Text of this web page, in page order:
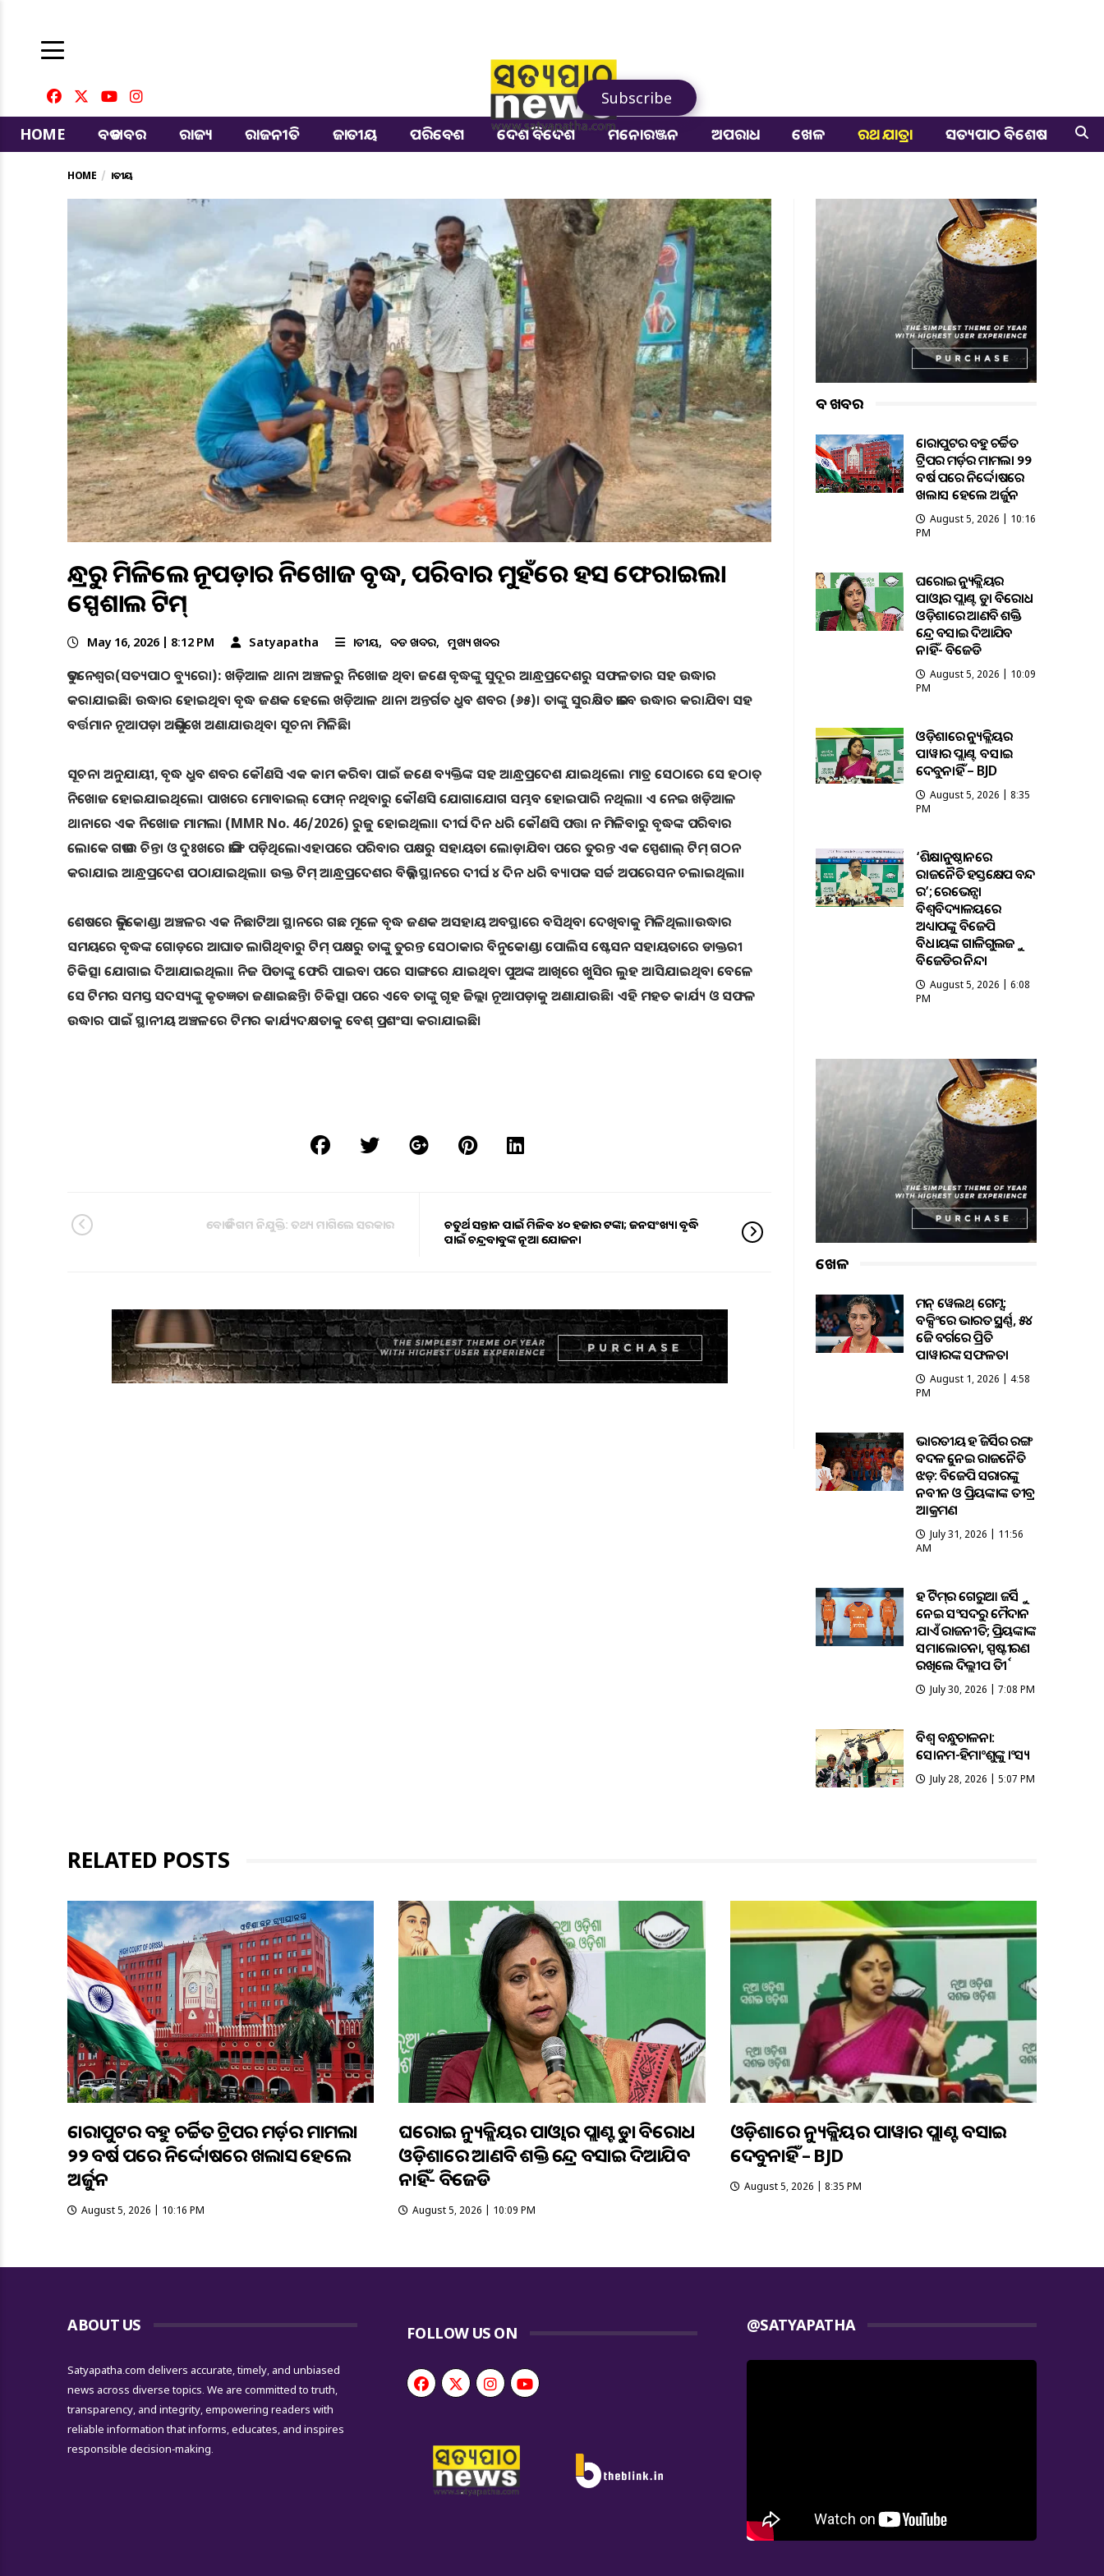
Subscribe
HOME
ବଡ ଖବର ରାଜ୍ୟ ରାଜନୀତି ଜାତୀୟ ପରିବେଶ ଦେଶ ବିଦେଶ ମନୋରଞ୍ଜନ ଅପରାଧ ଖେଳ ରଥ ଯାତ୍ରା ସତ୍ୟପାଠ ବିଶେଷ
HOME ଜାତୀୟ
ଆନ୍ଧ୍ରରୁ ମିଳିଲେ ନୂଆପଡ଼ାର ନିଖୋଜ ବୃଦ୍ଧ, ପରିବାର ମୁହଁରେ ହସ ଫେରାଇଲା
ସ୍ପେଶାଲ ଟିମ୍
May 16, 2026 | 8:12 PM Satyapatha ଜାତୀୟ ବଡ ଖବର ମୁଖ୍ୟ ଖବର
ଭୁବନେଶ୍ୱର(ସତ୍ୟପାଠ ବ୍ୟୁରୋ): ଖଡ଼ିଆଳ ଥାନା ଅଞ୍ଚଳରୁ ନିଖୋଜ ଥିବା ଜଣେ ବୃଦ୍ଧଙ୍କୁ ସୁଦୂର ଆନ୍ଧ୍ରପ୍ରଦେଶରୁ ସଫଳତାର ସହ ଉଦ୍ଧାର
କରାଯାଇଛି। ଉଦ୍ଧାର ହୋଇଥିବା ବୃଦ୍ଧ ଜଣକ ହେଲେ ଖଡ଼ିଆଳ ଥାନା ଅନ୍ତର୍ଗତ ଧ୍ରୁବ ଶବର (୬୫)। ତାଙ୍କୁ ସୁରକ୍ଷିତ ଭାବେ ଉଦ୍ଧାର କରାଯିବା ସହ
ବର୍ତ୍ତମାନ ନୂଆପଡ଼ା ଅଭିମୁଖେ ଅଣାଯାଉଥିବା ସୂଚନା ମିଳିଛି।
ସୂଚନା ଅନୁଯାୟୀ, ବୃଦ୍ଧ ଧ୍ରୁବ ଶବର କୌଣସି ଏକ କାମ କରିବା ପାଇଁ ଜଣେ ବ୍ୟକ୍ତିଙ୍କ ସହ ଆନ୍ଧ୍ରପ୍ରଦେଶ ଯାଇଥିଲେ। ମାତ୍ର ସେଠାରେ ସେ ହଠାତ୍
ନିଖୋଜ ହୋଇଯାଇଥିଲେ। ପାଖରେ ମୋବାଇଲ୍ ଫୋନ୍ ନଥିବାରୁ କୌଣସି ଯୋଗାଯୋଗ ସମ୍ଭବ ହୋଇପାରି ନଥିଲା। ଏ ନେଇ ଖଡ଼ିଆଳ
ଥାନାରେ ଏକ ନିଖୋଜ ମାମଲା (MMR No. 46/2026) ରୁଜୁ ହୋଇଥିଲା। ଦୀର୍ଘ ଦିନ ଧରି କୌଣସି ପତ୍ତା ନ ମିଳିବାରୁ ବୃଦ୍ଧଙ୍କ ପରିବାର
ଲୋକେ ଗଭୀର ଚିନ୍ତା ଓ ଦୁଃଖରେ ଭାଙ୍ଗି ପଡ଼ିଥିଲେ।ଏହାପରେ ପରିବାର ପକ୍ଷରୁ ସହାୟତା ଲୋଡ଼ାଯିବା ପରେ ତୁରନ୍ତ ଏକ ସ୍ପେଶାଲ୍ ଟିମ୍ ଗଠନ
କରାଯାଇ ଆନ୍ଧ୍ରପ୍ରଦେଶ ପଠାଯାଇଥିଲା। ଉକ୍ତ ଟିମ୍ ଆନ୍ଧ୍ରପ୍ରଦେଶର ବିଭିନ୍ନ ସ୍ଥାନରେ ଦୀର୍ଘ ୪ ଦିନ ଧରି ବ୍ୟାପକ ସର୍ଚ୍ଚ ଅପରେସନ ଚଲାଇଥିଲା।
ଶେଷରେ ଭିନୁକୋଣ୍ଡା ଅଞ୍ଚଳର ଏକ ନିଛାଟିଆ ସ୍ଥାନରେ ଗଛ ମୂଳେ ବୃଦ୍ଧ ଜଣକ ଅସହାୟ ଅବସ୍ଥାରେ ବସିଥିବା ଦେଖିବାକୁ ମିଳିଥିଲା।ଉଦ୍ଧାର
ସମୟରେ ବୃଦ୍ଧଙ୍କ ଗୋଡ଼ରେ ଆଘାତ ଲାଗିଥିବାରୁ ଟିମ୍ ପକ୍ଷରୁ ତାଙ୍କୁ ତୁରନ୍ତ ସେଠାକାର ବିନୁକୋଣ୍ଡା ପୋଲିସ ଷ୍ଟେସନ ସହାୟତାରେ ଡାକ୍ତରୀ
ଚିକିତ୍ସା ଯୋଗାଇ ଦିଆଯାଇଥିଲା। ନିଜ ପିତାଙ୍କୁ ଫେରି ପାଇବା ପରେ ସାଙ୍ଗରେ ଯାଇଥିବା ପୁଅଙ୍କ ଆଖିରେ ଖୁସିର ଲୁହ ଆସିଯାଇଥିବା ବେଳେ
ସେ ଟିମର ସମସ୍ତ ସଦସ୍ୟଙ୍କୁ କୃତଜ୍ଞତା ଜଣାଇଛନ୍ତି। ଚିକିତ୍ସା ପରେ ଏବେ ତାଙ୍କୁ ଗୃହ ଜିଲ୍ଲା ନୂଆପଡ଼ାକୁ ଅଣାଯାଉଛି। ଏହି ମହତ କାର୍ଯ୍ୟ ଓ ସଫଳ
ଉଦ୍ଧାର ପାଇଁ ସ୍ଥାନୀୟ ଅଞ୍ଚଳରେ ଟିମର କାର୍ଯ୍ୟଦକ୍ଷତାକୁ ବେଶ୍ ପ୍ରଶଂସା କରାଯାଇଛି।
ବୋର୍ଡ ନିଗମ ନିଯୁକ୍ତି: ତଥ୍ୟ ମାଗିଲେ ସରକାର
ଚତୁର୍ଥ ସନ୍ତାନ ପାଇଁ ମିଳିବ ୪୦ ହଜାର ଟଙ୍କା; ଜନସଂଖ୍ୟା ବୃଦ୍ଧି
ପାଇଁ ଚନ୍ଦ୍ରବାବୁଙ୍କ ନୂଆ ଯୋଜନା
ବଡ ଖବର
କୋରାପୁଟର ବହୁ ଚର୍ଚ୍ଚିତ
ଟ୍ରିପର ମର୍ଡ଼ର ମାମଲା ୨୨
ବର୍ଷ ପରେ ନିର୍ଦ୍ଦୋଷରେ
ଖଲାସ ହେଲେ ଅର୍ଜୁନ
August 5, 2026 | 10:16
PM
ଘରୋଇ ନ୍ୟୁକ୍ଲିୟର
ପାଓ୍ବାର ପ୍ଲାଣ୍ଟକୁ କଡ଼ା ବିରୋଧ
ଓଡ଼ିଶାରେ ଆଣବିକ ଶକ୍ତି
କେନ୍ଦ୍ର ବସାଇ ଦିଆଯିବ
ନାହିଁ- ବିଜେଡି
August 5, 2026 | 10:09
PM
ଓଡ଼ିଶାରେ ନ୍ୟୁକ୍ଲିୟର
ପାୱାର ପ୍ଲାଣ୍ଟ ବସାଇ
ଦେବୁନାହିଁ – BJD
August 5, 2026 | 8:35
PM
‘ଶିକ୍ଷାନୁଷ୍ଠାନରେ
ରାଜନୈତିକ ହସ୍ତକ୍ଷେପ ବନ୍ଦ
କର’; ରେଭେନ୍ସା
ବିଶ୍ୱବିଦ୍ୟାଳୟରେ
ଅଧ୍ୟାପକଙ୍କୁ ବିଜେପି
ବିଧାୟକଙ୍କ ଗାଳିଗୁଲଜକୁ
ବିଜେଡିର ନିନ୍ଦା
August 5, 2026 | 6:08
PM
ଖେଳ
କମନ୍ ୱେଲଥ୍ ଗେମ୍ସ:
ବକ୍ସିଂରେ ଭାରତକୁ ସ୍ବର୍ଣ୍ଣ, ୫୪
କେଜି ବର୍ଗରେ ପ୍ରିତି
ପାୱାରଙ୍କ ସଫଳତା
August 1, 2026 | 4:58
PM
ଭାରତୀୟ ହକି ଜର୍ସିର ରଙ୍ଗ
ବଦଳକୁ ନେଇ ରାଜନୈତିକ
ଝଡ଼: ବିଜେପି ସରକାରଙ୍କୁ
ନବୀନ ଓ ପ୍ରିୟଙ୍କାଙ୍କ ତୀବ୍ର
ଆକ୍ରମଣ
July 31, 2026 | 11:56
AM
ହକି ଟିମ୍‌ର ଗେରୁଆ ଜର୍ସିକୁ
ନେଇ ସଂସଦରୁ ମୈଦାନ
ଯାଏଁ ରାଜନୀତି; ପ୍ରିୟଙ୍କାଙ୍କ
ସମାଲୋଚନା, ସ୍ପଷ୍ଟୀକରଣ
ରଖିଲେ ଦିଲ୍ଲୀପ ତିର୍କୀ
July 30, 2026 | 7:08 PM
ବିଶ୍ବ ବନ୍ଧୁକଚାଳନା:
ସୋନମ-ହିମାଂଶୁଙ୍କୁ କାଂସ୍ୟ
July 28, 2026 | 5:07 PM
RELATED POSTS
କୋରାପୁଟର ବହୁ ଚର୍ଚ୍ଚିତ ଟ୍ରିପର ମର୍ଡ଼ର ମାମଲା
୨୨ ବର୍ଷ ପରେ ନିର୍ଦ୍ଦୋଷରେ ଖଲାସ ହେଲେ
ଅର୍ଜୁନ
August 5, 2026 | 10:16 PM
ଘରୋଇ ନ୍ୟୁକ୍ଲିୟର ପାଓ୍ବାର ପ୍ଲାଣ୍ଟକୁ କଡ଼ା ବିରୋଧ
ଓଡ଼ିଶାରେ ଆଣବିକ ଶକ୍ତି କେନ୍ଦ୍ର ବସାଇ ଦିଆଯିବ
ନାହିଁ- ବିଜେଡି
August 5, 2026 | 10:09 PM
ଓଡ଼ିଶାରେ ନ୍ୟୁକ୍ଲିୟର ପାୱାର ପ୍ଲାଣ୍ଟ ବସାଇ
ଦେବୁନାହିଁ – BJD
August 5, 2026 | 8:35 PM
ABOUT US
Satyapatha.com delivers accurate, timely, and unbiased
news across diverse topics. We are committed to truth,
transparency, and integrity, empowering readers with
reliable information that informs, educates, and inspires
responsible decision-making.
FOLLOW US ON @SATYAPATHA